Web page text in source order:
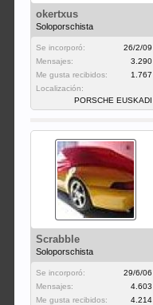
okertxus
Soloporschista
Se incorporó:
26/2/09
Mensajes:
3.290
Me gusta recibidos:
1.767
Localización:
PORSCHE EUSKADI
Scrabble
Soloporschista
Se incorporó:
29/6/06
Mensajes:
4.603
Me gusta recibidos:
4.214